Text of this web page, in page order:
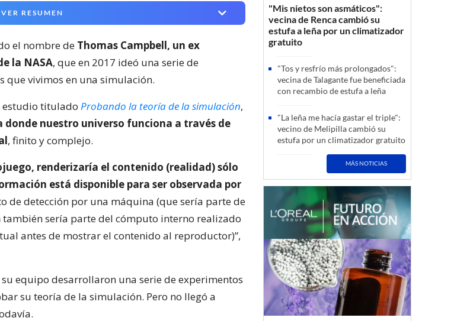
VER RESUMEN
el nombre de Thomas Campbell, un ex
la NASA, que en 2017 ideó una serie de
que vivimos en una simulación.
estudio titulado Probando la teoría de la simulación,
donde nuestro universo funciona a través de
, finito y complejo.
renderizaría el contenido (realidad) sólo
está disponible para ser observada por
de detección por una máquina (que sería parte de
sería parte del cómputo interno realizado
antes de mostrar el contenido al reproductor)”,
equipo desarrollaron una serie de experimentos
su teoría de la simulación. Pero no llegó a
"Mis nietos son asmáticos":
vecina de Renca cambió su
estufa a leña por un climatizador
gratuito
"Tos y resfrío más prolongados":
vecina de Talagante fue beneficiada
con recambio de estufa a leña
"La leña me hacía gastar el triple":
vecino de Melipilla cambió su
estufa por un climatizador gratuito
MÁS NOTICIAS